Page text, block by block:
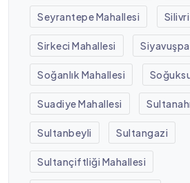
Seyrantepe Mahallesi Silivri
Sirkeci Mahallesi
Soğanlık Mahallesi
Suadiye Mahallesi
Sultanbeyli Sultangazi
Sultançiftliği Mahallesi